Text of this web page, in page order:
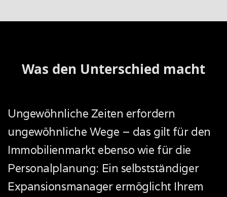
Was den Unterschied macht
Ungewöhnliche Zeiten erfordern
ungewöhnliche Wege – das gilt für den
Immobilienmarkt ebenso wie für die
Personalplanung: Ein selbstständiger
Expansionsmanager ermöglicht Ihrem